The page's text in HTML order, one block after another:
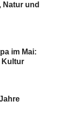
Natur und
im Mai:
Kultur